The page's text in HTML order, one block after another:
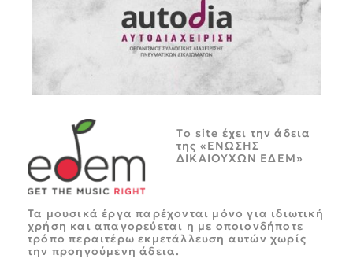
Tο site έχει την άδεια
της «ΕΝΩΣΗΣ
ΔΙΚΑΙΟΥΧΩΝ ΕΔΕΜ»
Τα μουσικά έργα παρέχονται μόνο για ιδιωτική
χρήση και απαγορεύεται η με οποιονδήποτε
τρόπο περαιτέρω εκμετάλλευση αυτών χωρίς
την προηγούμενη άδεια.